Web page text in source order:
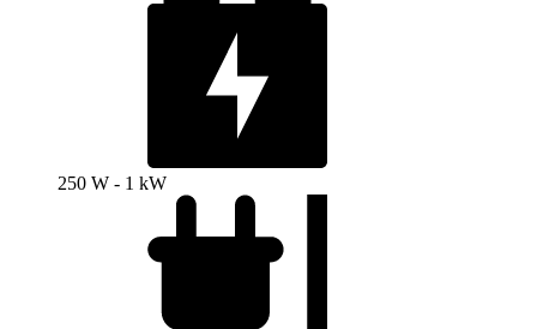
250 W - 1 kW